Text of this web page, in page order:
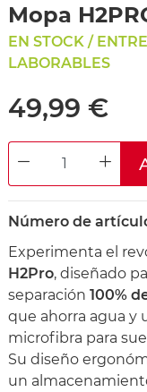
Mopa
EN STOCK /
LABORABLES
49,99 €
DECREASE
Número de
Experimenta el
H2Pro, diseñado
separación 100%
que ahorra agua y
microfibra para
Su diseño
un